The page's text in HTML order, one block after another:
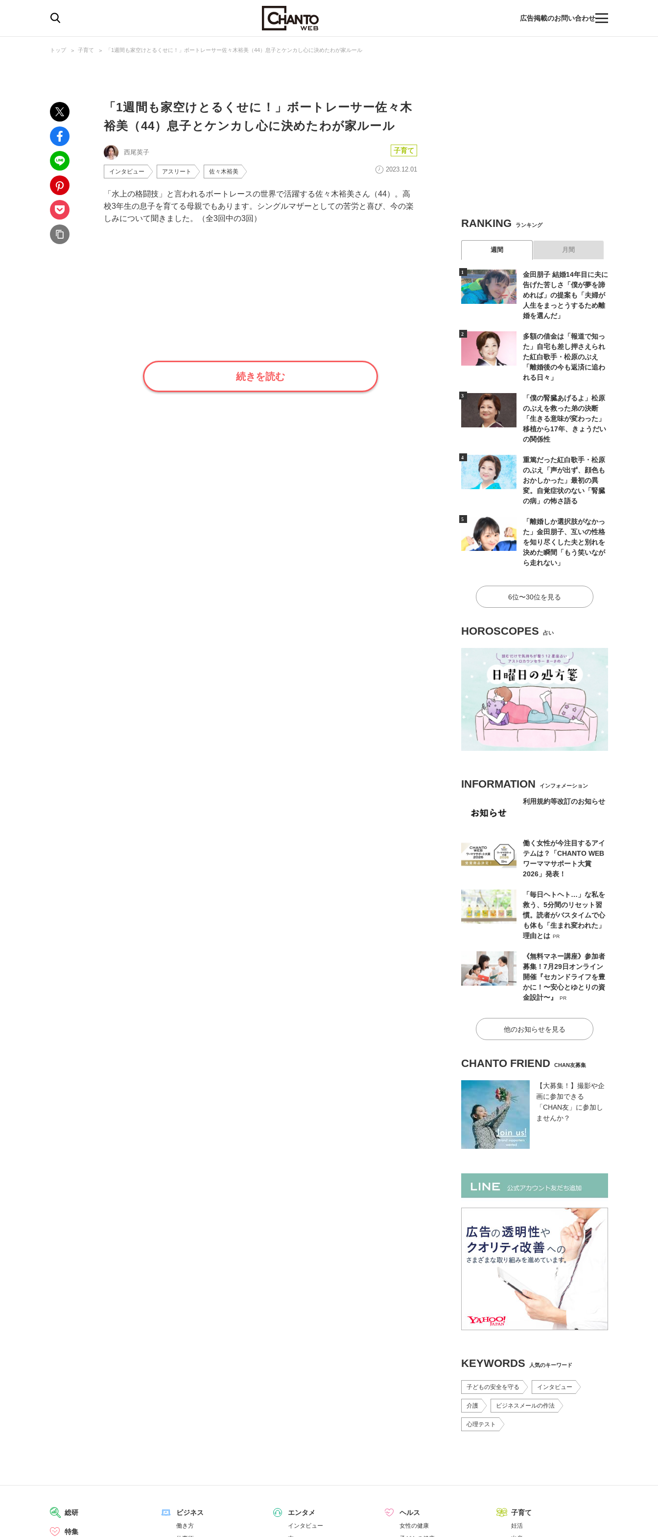
広告掲載のお問い合わせ
トップ 子育て 「1週間も家空けとるくせに！」ボートレーサー佐々木裕美（44）息子とケンカし心に決めたわが家ルール
「1週間も家空けとるくせに！」ボートレーサー佐々木
裕美（44）息子とケンカし心に決めたわが家ルール
西尾英子 子育て
インタビュー アスリート 佐々木裕美 2023.12.01
「水上の格闘技」と言われるボートレースの世界で活躍する佐々木裕美さん（44）。高
校3年生の息子を育てる母親でもあります。シングルマザーとしての苦労と喜び、今の楽
しみについて聞きました。（全3回中の3回）
続きを読む
RANKING ランキング
週間 月間
金田朋子 結婚14年目に夫に
告げた苦しさ「僕が夢を諦
めれば」の提案も「夫婦が
人生をまっとうするため離
婚を選んだ」
多額の借金は「報道で知っ
た」自宅も差し押さえられ
た紅白歌手・松原のぶえ
「離婚後の今も返済に追わ
れる日々」
「僕の腎臓あげるよ」松原
のぶえを救った弟の決断
「生きる意味が変わった」
移植から17年、きょうだい
の関係性
重篤だった紅白歌手・松原
のぶえ「声が出ず、顔色も
おかしかった」最初の異
変。自覚症状のない「腎臓
の病」の怖さ語る
「離婚しか選択肢がなかっ
た」金田朋子、互いの性格
を知り尽くした夫と別れを
決めた瞬間「もう笑いなが
ら走れない」
6位〜30位を見る
HOROSCOPES 占い
INFORMATION インフォメーション
利用規約等改訂のお知らせ
働く女性が今注目するアイ
テムは？「CHANTO WEB
ワーママサポート大賞
2026」発表！
「毎日ヘトヘト…」な私を
救う、5分間のリセット習
慣。読者がバスタイムで心
も体も「生まれ変われた」
理由とは PR
《無料マネー講座》参加者
募集！7月29日オンライン
開催『セカンドライフを豊
かに！〜安心とゆとりの資
金設計〜』
PR
他のお知らせを見る
CHANTO FRIEND CHAN友募集
【大募集！】撮影や企
画に参加できる
「CHAN友」に参加し
ませんか？
KEYWORDS 人気のキーワード
子どもの安全を守る インタビュー
介護 ビジネスメールの作法
心理テスト
総研
特集
ビジネス
働き方
エンタメ
インタビュー
ヘルス
女性の健康
子育て
妊活